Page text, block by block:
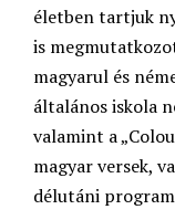
életben tartjuk
is
magyarul és
általános iskola
valamint a
magyar versek,
délutáni